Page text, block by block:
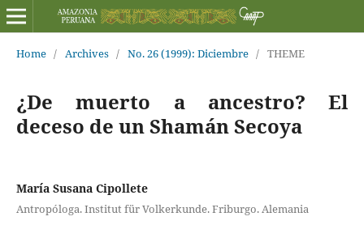
Home / Archives / No. 26 (1999): Diciembre / THEME
¿De muerto a ancestro? El
deceso de un Shamán Secoya
María Susana Cipollete
Antropóloga. Institut für Volkerkunde. Friburgo. Alemania